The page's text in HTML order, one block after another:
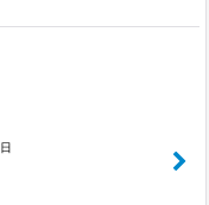
日